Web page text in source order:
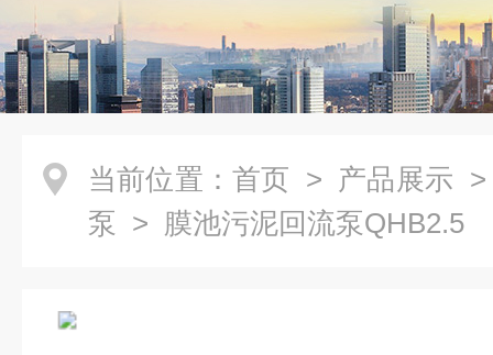
当前位置： 首页 > 产品展示
泵 > 膜池污泥回流泵QHB2.5